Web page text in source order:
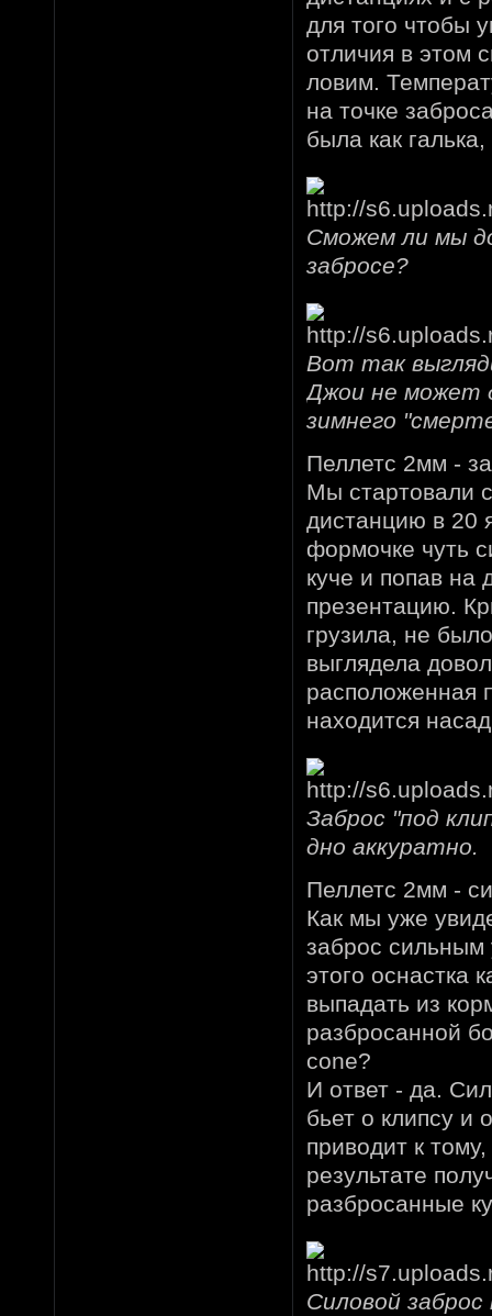
для того чтобы
отличия в этом
ловим.
на точке
была как
Сможем ли мы
забросе?
Вот так
Джои не может
зимнего
Пеллетс 2мм -
Мы стартовали
дистанцию в 20
формочке чуть
куче и попав на
презентацию.
грузила, не
выглядела
расположенная
находится
Заброс "под
дно аккуратно.
Пеллетс 2мм -
Как мы уже
заброс сильным
этого оснастка
выпадать из
разбросанной
cone?
И ответ - да.
бьет о клипсу и
приводит к
результате
разбросанные
Силовой